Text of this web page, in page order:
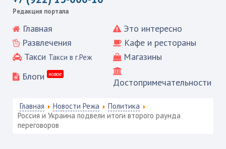
Редакция портала
Главная
Это интересно
Развлечения
Кафе и рестораны
Такси Такси в г.Реж
Магазины
Блоги
новое
Достопримечательности
Главная Новости Режа
Политика
Россия и Украина подвели итоги второго раунда
переговоров